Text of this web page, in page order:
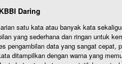
Daring
satu kata atau banyak kata
yang sederhana dan ringan untuk
pengambilan data yang sangat cepat,
ditampilkan dengan warna yang